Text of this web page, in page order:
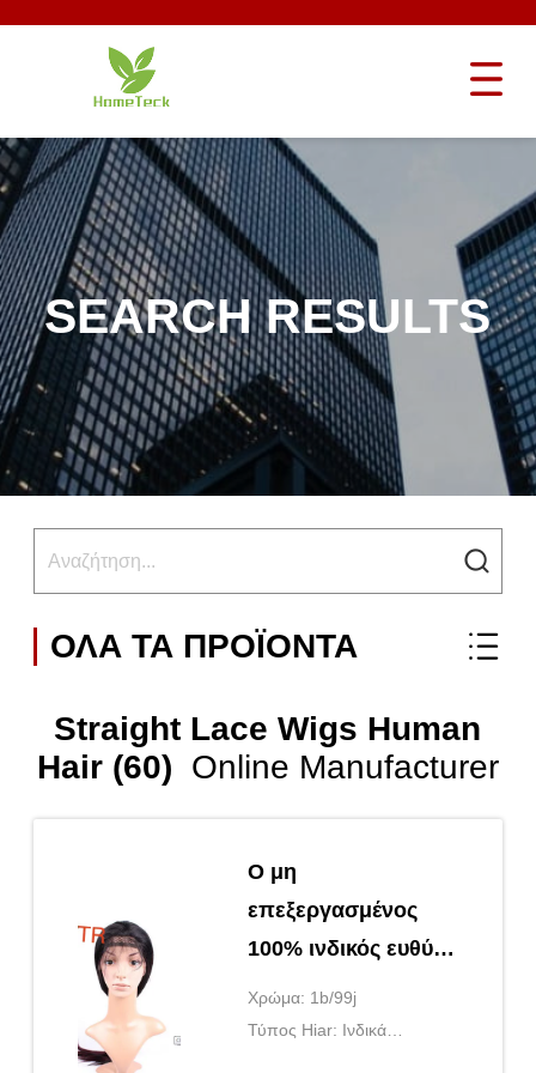
SEARCH RESULTS
ΌΛΑ ΤΑ ΠΡΟΪΌΝΤΑ
Straight Lace Wigs Human
Hair (60) Online Manufacturer
Ο μη
επεξεργασμένος
100% ινδικός ευθύς
ανθρώπινα μαλλιών
Μαύρος δαντελλών
Χρώμα: 1b/99j
Τύπος Hiar: Ινδικά